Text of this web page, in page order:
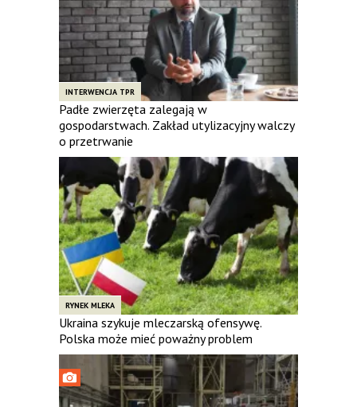
INTERWENCJA TPR
Padłe zwierzęta zalegają w
gospodarstwach. Zakład utylizacyjny walczy
o przetrwanie
RYNEK MLEKA
Ukraina szykuje mleczarską ofensywę.
Polska może mieć poważny problem